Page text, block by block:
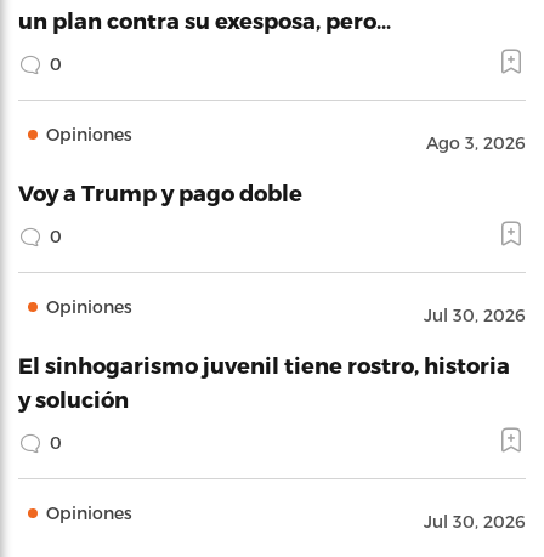
un plan contra su exesposa, pero…
0
Opiniones Ago 3, 2026
Voy a Trump y pago doble
0
Opiniones Jul 30, 2026
El sinhogarismo juvenil tiene rostro, historia
y solución
0
Opiniones Jul 30, 2026